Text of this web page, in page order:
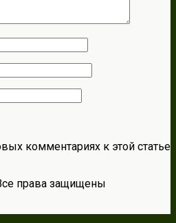
комментариях к этой статье
права защищены